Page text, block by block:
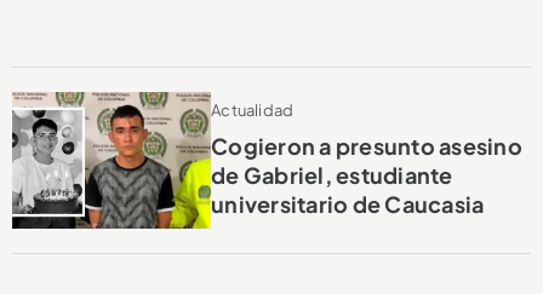
Actualidad
Cogieron a presunto asesino
de Gabriel, estudiante
universitario de Caucasia